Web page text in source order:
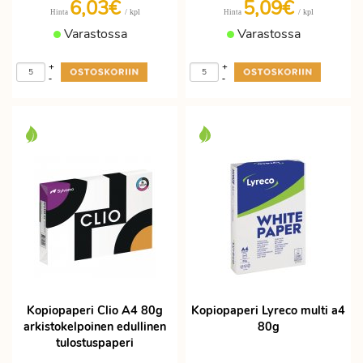
Hinta 6,03€ / kpl
Varastossa
-
+
Hinta 5,09€ / kpl
Varastossa
-
+
Kopiopaperi Clio A4 80g
arkistokelpoinen edullinen
tulostuspaperi
Kopiopaperi Lyreco multi a4
80g